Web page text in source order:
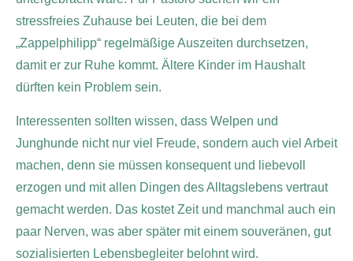
stressfreies Zuhause bei Leuten, die bei dem
„Zappelphilipp“ regelmäßige Auszeiten durchsetzen,
damit er zur Ruhe kommt. Ältere Kinder im Haushalt
dürften kein Problem sein.
Interessenten sollten wissen, dass Welpen und
Junghunde nicht nur viel Freude, sondern auch viel Arbeit
machen, denn sie müssen konsequent und liebevoll
erzogen und mit allen Dingen des Alltagslebens vertraut
gemacht werden. Das kostet Zeit und manchmal auch ein
paar Nerven, was aber später mit einem souveränen, gut
sozialisierten Lebensbegleiter belohnt wird.